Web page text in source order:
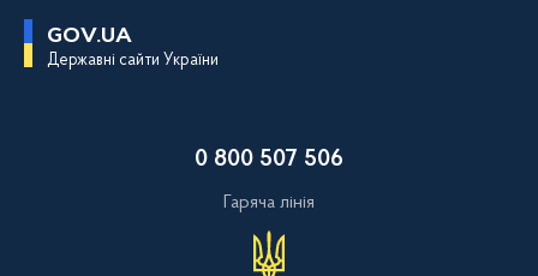
GOV.UA
Державні сайти України
0 800 507 506
Гаряча лінія